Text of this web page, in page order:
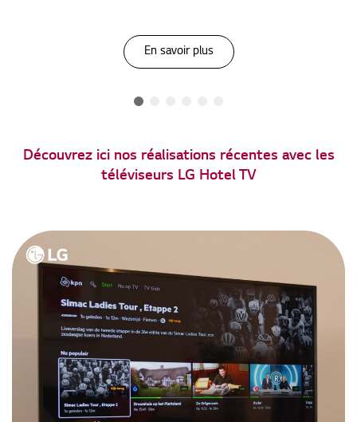
En savoir plus
Découvrez ici nos réalisations récentes avec les
téléviseurs LG Hotel TV